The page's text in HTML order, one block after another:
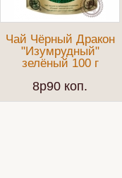
Чай Чёрный Дракон
"Изумрудный"
зелёный 100 г
8p90 коп.